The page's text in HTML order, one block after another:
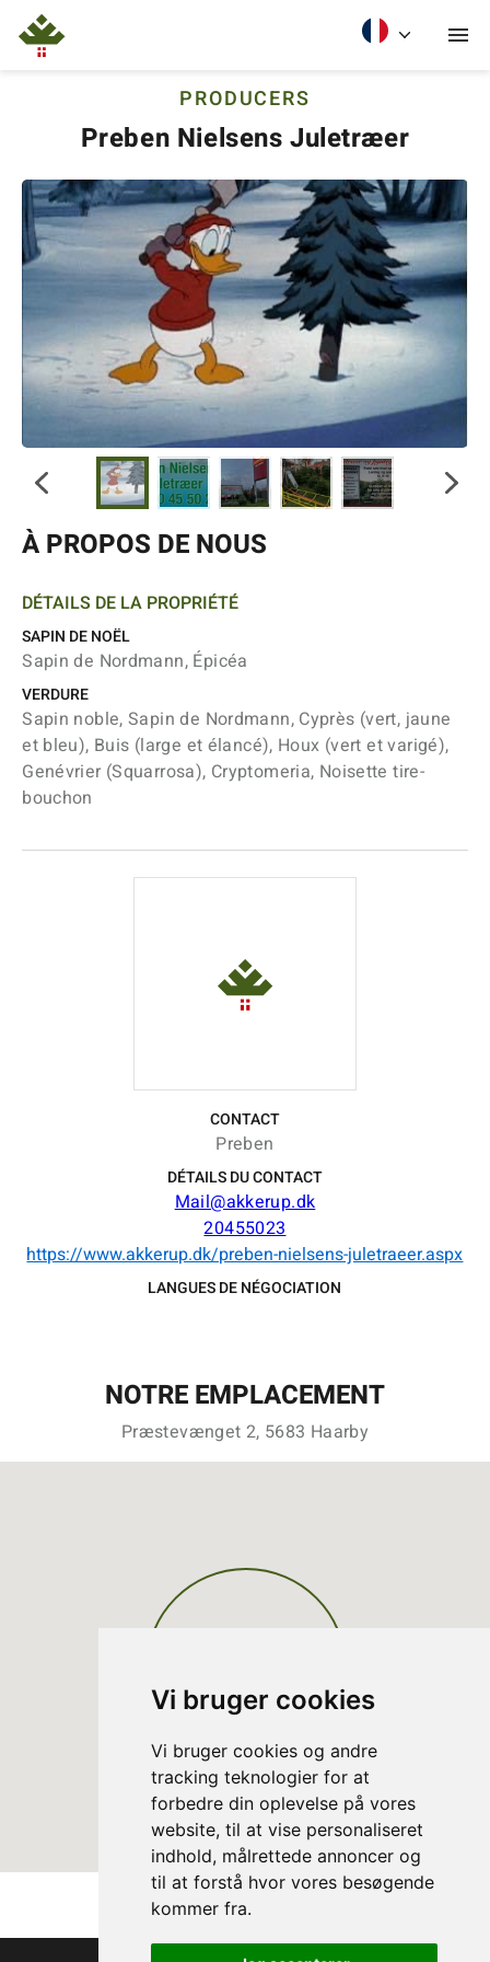
Vi bruger cookies
Vi bruger cookies og andre
tracking teknologier for at
forbedre din oplevelse på vores
website, til at vise personaliseret
indhold, målrettede annoncer og
til at forstå hvor vores besøgende
kommer fra.
PRODUCERS
Preben Nielsens Juletræer
À PROPOS DE NOUS
DÉTAILS DE LA PROPRIÉTÉ
SAPIN DE NOËL
Sapin de Nordmann, Épicéa
VERDURE
Sapin noble, Sapin de Nordmann, Cyprès (vert, jaune
et bleu), Buis (large et élancé), Houx (vert et varigé),
Genévrier (Squarrosa), Cryptomeria, Noisette tire-
bouchon
CONTACT
Preben
DÉTAILS DU CONTACT
Mail@akkerup.dk
20455023
https://www.akkerup.dk/preben-nielsens-juletraeer.aspx
LANGUES DE NÉGOCIATION
NOTRE EMPLACEMENT
Præstevænget 2, 5683 Haarby